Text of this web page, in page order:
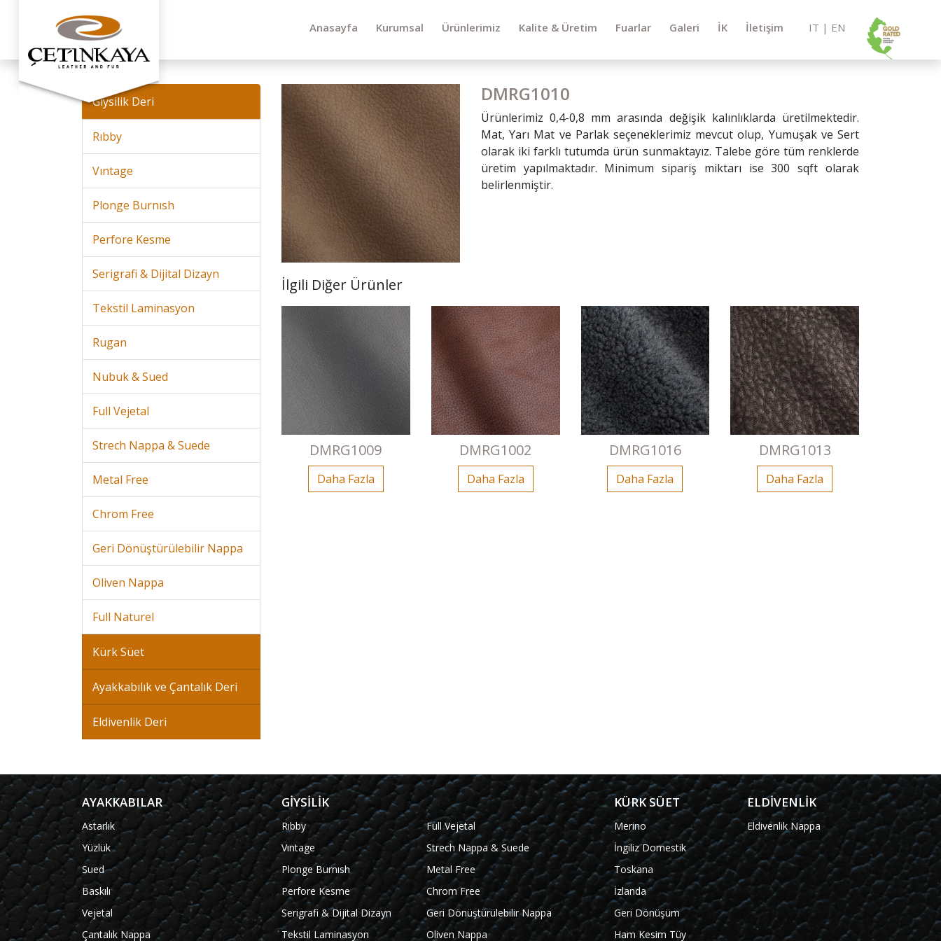
Anasayfa Kurumsal Ürünlerimiz Kalite & Üretim Fuarlar Galeri İK İletişim IT | EN
Giysilik Deri
Rıbby
Vıntage
Plonge Burnısh
Perfore Kesme
Serigrafi & Dijital Dizayn
Tekstil Laminasyon
Rugan
Nubuk & Sued
Full Vejetal
Strech Nappa & Suede
Metal Free
Chrom Free
Geri Dönüştürülebilir Nappa
Oliven Nappa
Full Naturel
Kürk Süet
Ayakkabılık ve Çantalık Deri
Eldivenlik Deri
DMRG1010
Ürünlerimiz 0,4-0,8 mm arasında değişik kalınlıklarda üretilmektedir.
Mat, Yarı Mat ve Parlak seçeneklerimiz mevcut olup, Yumuşak ve Sert
olarak iki farklı tutumda ürün sunmaktayız. Talebe göre tüm renklerde
üretim yapılmaktadır. Minimum sipariş miktarı ise 300 sqft olarak
belirlenmiştir.
İlgili Diğer Ürünler
DMRG1009
Daha Fazla
DMRG1002
Daha Fazla
DMRG1016
Daha Fazla
DMRG1013
Daha Fazla
AYAKKABILAR
Astarlık
Yüzlük
Sued
Baskılı
Vejetal
Çantalık Nappa
GİYSİLİK
Rıbby
Vıntage
Plonge Burnısh
Perfore Kesme
Serigrafi & Dijital Dizayn
Tekstil Laminasyon
Full Vejetal
Strech Nappa & Suede
Metal Free
Chrom Free
Geri Dönüştürülebilir Nappa
Oliven Nappa
KÜRK SÜET
Merino
İngiliz Domestik
Toskana
İzlanda
Geri Dönüşüm
Ham Kesim Tüy
ELDİVENLİK
Eldivenlik Nappa